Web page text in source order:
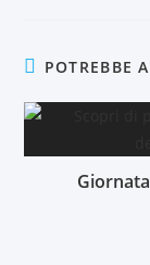
POTREBBE